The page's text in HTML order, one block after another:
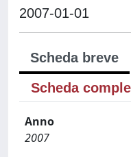
2007-01-01
Scheda breve
Scheda
Anno
2007